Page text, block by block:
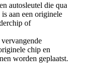
autosleutel die qua
aan een originele
of
chip en
worden geplaatst.